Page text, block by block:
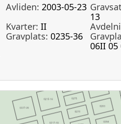
Avliden: 2003-05-23
13
Kvarter: II
Gravplats: 0235-36
06II 05